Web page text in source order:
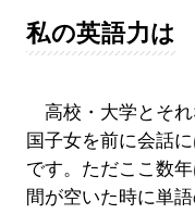
私の英語力は
高校・大学とそれ
国子女を前に会話
です。ただここ数
間が空いた時に単